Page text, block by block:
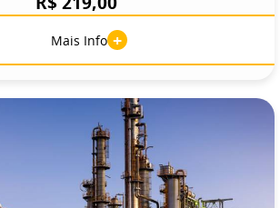
Mais Info +